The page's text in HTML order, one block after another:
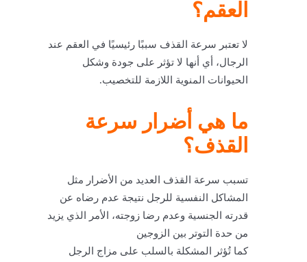
العقم؟
لا تعتبر سرعة القذف سببًا رئيسيًا في العقم عند
الرجال، أي أنها لا تؤثر على جودة وشكل
الحيوانات المنوية اللازمة للتخصيب.
ما هي أضرار سرعة
القذف؟
تسبب سرعة القذف العديد من الأضرار مثل
المشاكل النفسية للرجل نتيجة عدم رضاه عن
قدرته الجنسية وعدم رضا زوجته، الأمر الذي يزيد
من حدة التوتر بين الزوجين
كما تُؤثر المشكلة بالسلب على مزاج الرجل